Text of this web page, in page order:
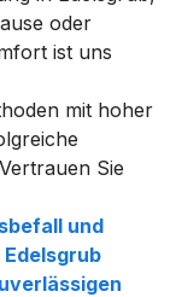
oder
ist uns
mit hoher
Sie
und